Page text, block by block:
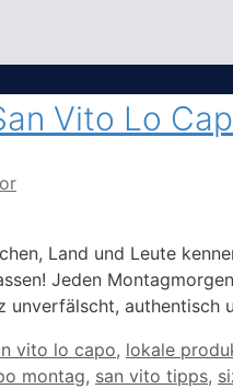
Vito Lo
Land und Leute
Jeden
unverfälscht, authentisch
vito lo capo, lokale
montag, san vito tipps,